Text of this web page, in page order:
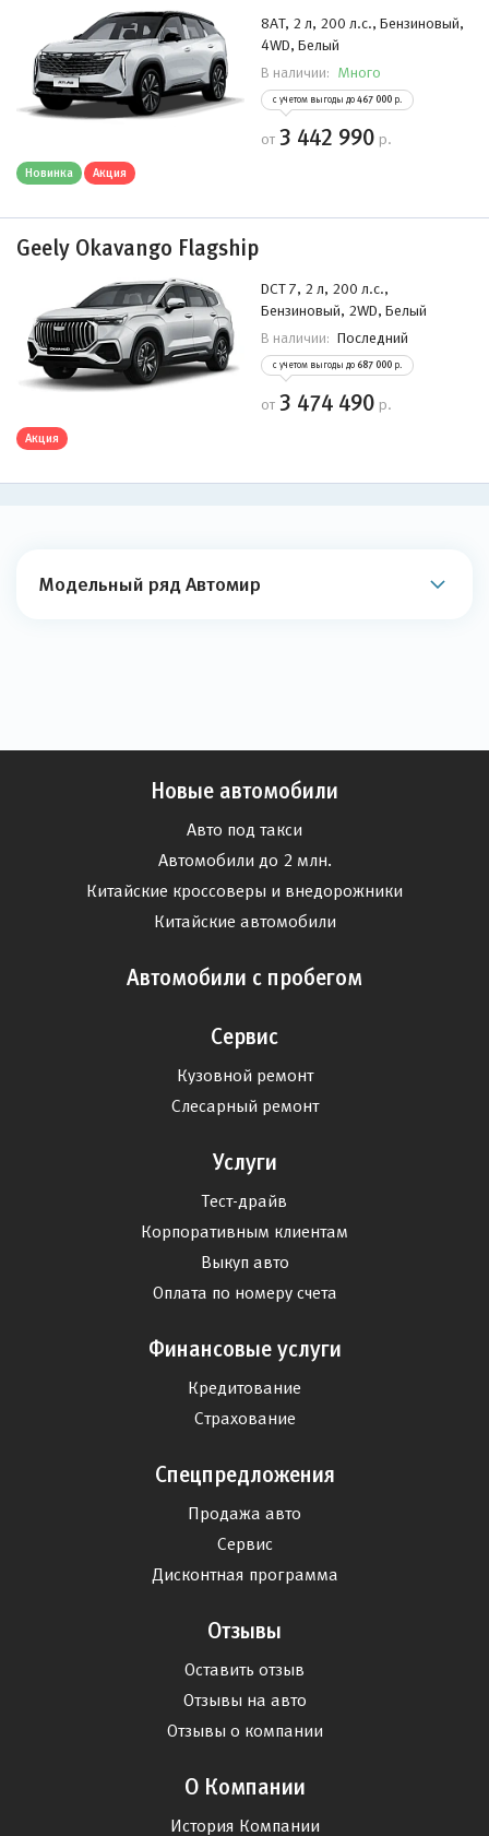
8AT, 2 л, 200 л.с., Бензиновый,
4WD, Белый
В наличии: Много
с учетом выгоды до 467 000 р.
от 3 442 990 р.
Новинка Акция
Geely Okavango Flagship
DCT 7, 2 л, 200 л.с.,
Бензиновый, 2WD, Белый
В наличии: Последний
с учетом выгоды до 687 000 р.
от 3 474 490 р.
Акция
Модельный ряд Автомир
Новые автомобили
Авто под такси
Автомобили до 2 млн.
Китайские кроссоверы и внедорожники
Китайские автомобили
Автомобили с пробегом
Сервис
Кузовной ремонт
Слесарный ремонт
Услуги
Тест-драйв
Корпоративным клиентам
Выкуп авто
Оплата по номеру счета
Финансовые услуги
Кредитование
Страхование
Спецпредложения
Продажа авто
Сервис
Дисконтная программа
Отзывы
Оставить отзыв
Отзывы на авто
Отзывы о компании
О Компании
История Компании